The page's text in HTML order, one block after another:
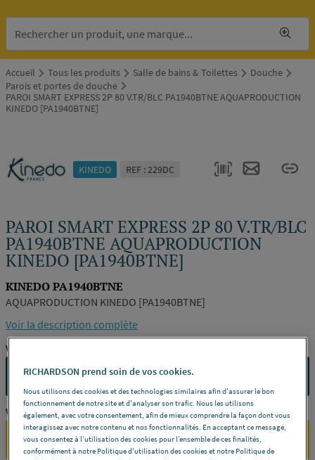
Accueil Tous les produits Salle de bains & Toilettes
Douche
Parois et portes de douche
PAROI SMART EXPRESS 2P 80 V.TR/BLC PA1940BTNE AQUAPRODUCTION
KINEDO [PA1940BTNE]
KINEDO REF : 229DC
PAROI SMART EXPRESS 2P 80 V.TR/BLC
PA1940BTNE AQUAPRODUCTION
KINEDO [PA1940BTNE]
KINEDO PA1940BTNE
AQUAPRODUCTION KINEDO [PA1940BTNE]
Voir la description complète
Vous avez un projet ?
CONTACTEZ-NOUS
Vous êtes un professionnel ?
SE CONNECTER
RICHARDSON prend soin de vos cookies.
Nous utilisons des cookies et des technologies similaires afin d'assurer le bon
fonctionnement de notre site et d'analyser son trafic. Nous les utilisons
également, avec votre consentement, afin de mieux comprendre la façon dont vous
interagissez avec notre contenu et nos fonctionnalités. En acceptant ce message,
vous consentez à l’utilisation des cookies pour l’ensemble de ces finalités,
conformément à notre Politique d'utilisation des cookies et notre Politique de